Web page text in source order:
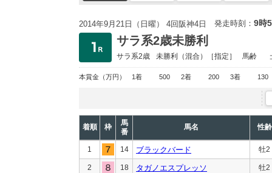
2014年9月21日（日曜） 4回阪神4日 発走時刻： 9時
サラ系2歳未勝利
サラ系2歳 未勝利 （混合）［指定］ 馬齢
本賞金 （万円） 1着 500 2着 200 3着 130
着順 枠
馬
番
馬名 性齢
1 14 ブラックバード 牡2
2 18 タガノエスプレッソ 牡2